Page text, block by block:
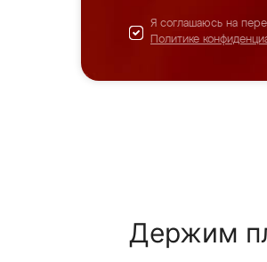
Я соглашаюсь на
Политике
Держим